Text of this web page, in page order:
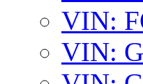
VIN:
VIN: